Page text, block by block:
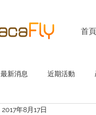
首頁
最新消息 近期活動
2017年8月17日